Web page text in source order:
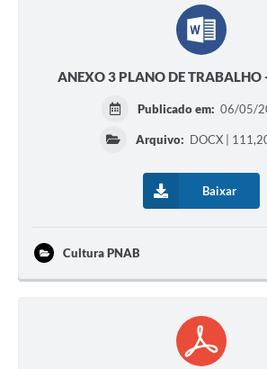
ANEXO 3 PLANO DE
Publicado em: 06/05/
Arquivo: DOCX |
Baixar
Cultura PNAB